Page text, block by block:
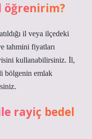
öğrenirim?
il veya ilçedeki
tahmini fiyatları
kullanabilirsiniz. İl,
bölgenin emlak
rayiç bedel